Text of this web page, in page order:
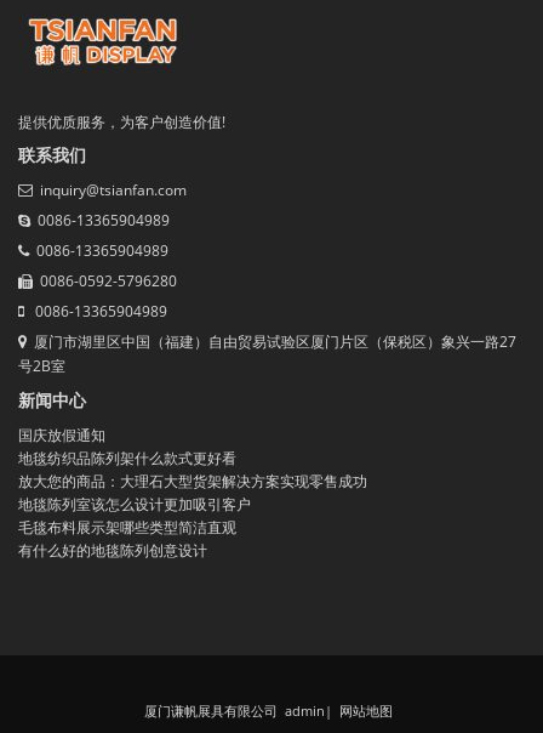
提供优质服务，为客户创造价值!
联系我们
inquiry@tsianfan.com
0086-13365904989
0086-13365904989
0086-0592-5796280
0086-13365904989
厦门市湖里区中国（福建）自由贸易试验区厦门片区（保税区）象兴一路27
号2B室
新闻中心
国庆放假通知
地毯纺织品陈列架什么款式更好看
放大您的商品：大理石大型货架解决方案实现零售成功
地毯陈列室该怎么设计更加吸引客户
毛毯布料展示架哪些类型简洁直观
有什么好的地毯陈列创意设计
厦门谦帆展具有限公司 admin | 网站地图